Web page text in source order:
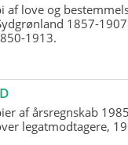
love og
1857-
1913.
af årsregnskab
legatmodtagere,